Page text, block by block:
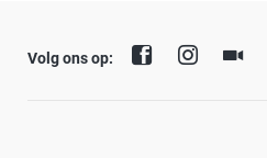
Volg ons op: